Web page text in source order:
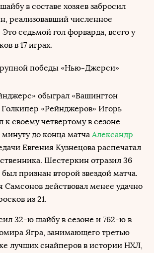
в составе хозяев забросил
реализовавший численное
седьмой гол форварда, всего у
в 17 играх.
победы «Нью-Джерси»
обыграл «Вашингтон
Голкипер «Рейнджеров» Игорь
своему четвертому в сезоне
минуту до конца матча Александр
Евгения Кузнецова распечатал
Шестеркин отразил 36
был признан второй звездой матча.
Самсонов действовал менее удачно
из 21.
32-ю шайбу в сезоне и 762-ю в
Ягра, занимающего третью
лучших снайперов в истории НХЛ,